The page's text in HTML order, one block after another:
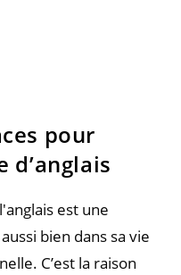
pour
d’anglais
est une
bien dans sa vie
C’est la raison